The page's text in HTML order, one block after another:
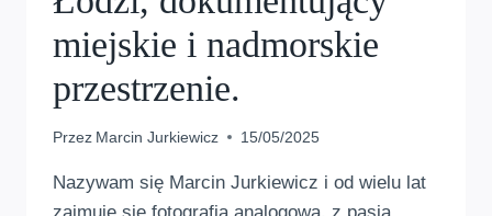
miejskie i nadmorskie
przestrzenie.
Przez Marcin Jurkiewicz 15/05/2025
Nazywam się Marcin Jurkiewicz i od wielu lat